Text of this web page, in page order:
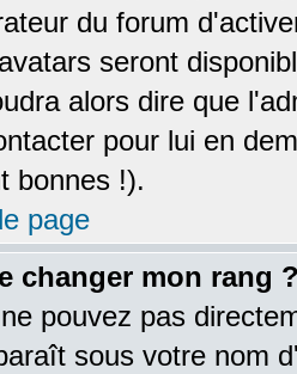
du forum
seront
alors dire que
pour lui en
bonnes !).
page
changer mon rang
pouvez pas
sous votre nom